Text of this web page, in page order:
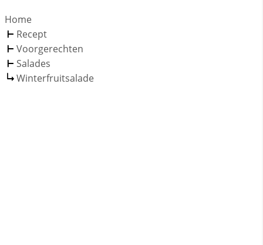
Home
Recept
Voorgerechten
Salades
Winterfruitsalade